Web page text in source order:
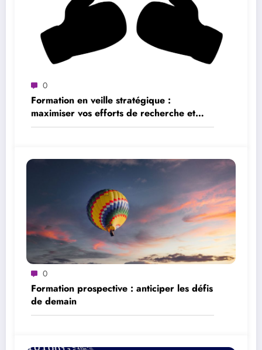
0
Formation en veille stratégique :
maximiser vos efforts de recherche et
d’analyse
0
Formation prospective : anticiper les défis
de demain